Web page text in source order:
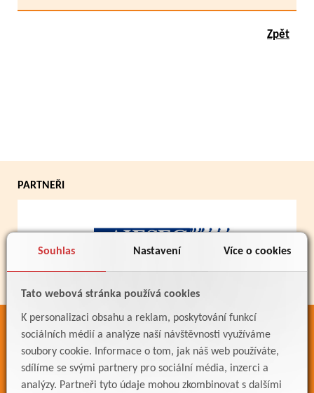
Souhlas Nastavení Více o cookies
Tato webová stránka používá cookies
K personalizaci obsahu a reklam, poskytování funkcí
sociálních médií a analýze naší návštěvnosti využíváme
soubory cookie. Informace o tom, jak náš web používáte,
sdílíme se svými partnery pro sociální média, inzerci a
analýzy. Partneři tyto údaje mohou zkombinovat s dalšími
Zpět
PARTNEŘI
ODKAZY
Bakaláři
Jídelníček